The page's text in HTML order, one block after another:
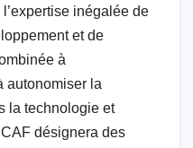
inégalée de
et de
à
autonomiser la
la technologie et
désignera des